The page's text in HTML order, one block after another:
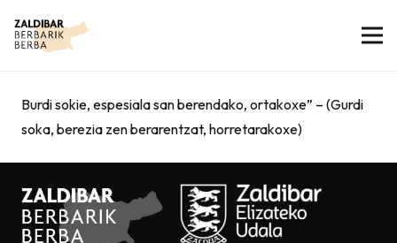
Burdi sokie, espesiala san berendako, ortakoxe” – (Gurdi
soka, berezia zen berarentzat, horretarakoxe)